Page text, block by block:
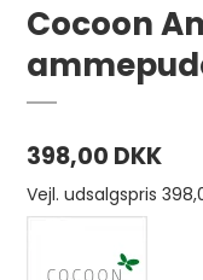
Cocoon
398,00 DKK
Vejl. udsalgspris